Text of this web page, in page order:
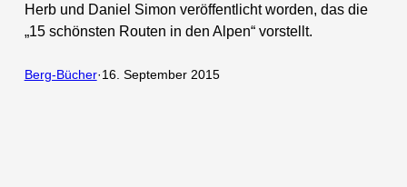
Herb und Daniel Simon veröffentlicht worden, das die
„15 schönsten Routen in den Alpen“ vorstellt.
Berg-Bücher·16. September 2015